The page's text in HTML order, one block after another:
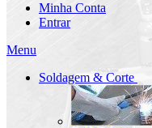
Minha Conta
Entrar
Menu
Soldagem & Corte